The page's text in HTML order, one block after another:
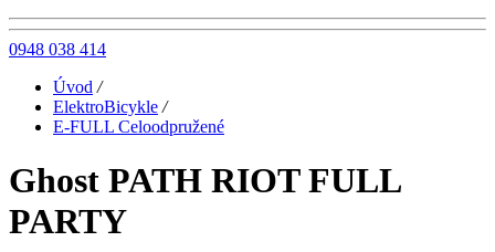
0948 038 414
Úvod /
ElektroBicykle /
E-FULL Celoodpružené
Ghost PATH RIOT FULL
PARTY